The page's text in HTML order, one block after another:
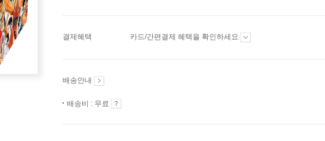
결제혜택 카드/간편결제 혜택을 확인하세요
배송안내
배송비 : 무료